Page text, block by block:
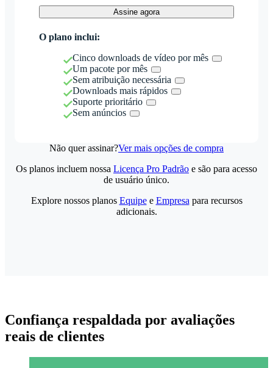
Assine agora
O plano inclui:
Cinco downloads de vídeo por mês
Um pacote por mês
Sem atribuição necessária
Downloads mais rápidos
Suporte prioritário
Sem anúncios
Não quer assinar?Ver mais opções de compra
Os planos incluem nossa Licença Pro Padrão e são para acesso
de usuário único.
Explore nossos planos Equipee Empresa para recursos
adicionais.
Confiança respaldada por avaliações
reais de clientes